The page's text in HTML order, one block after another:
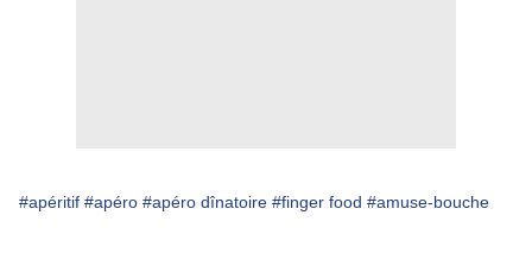
#apéritif #apéro #apéro dînatoire #finger food #amuse-bouche